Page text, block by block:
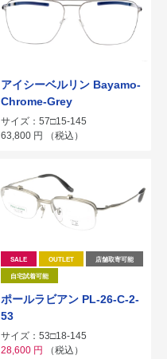
アイシーベルリン Bayamo-
Chrome-Grey
サイズ：57□15-145
63,800 円 （税込）
SALE OUTLET 店舗取寄可能
自宅試着可能
ポールラビアン PL-26-C-2-
53
サイズ：53□18-145
28,600 円 （税込）